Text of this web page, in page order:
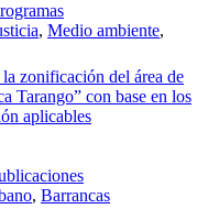
, Medio ambiente,
zonificación del área de
Tarango” con base en los
aplicables
, Barrancas